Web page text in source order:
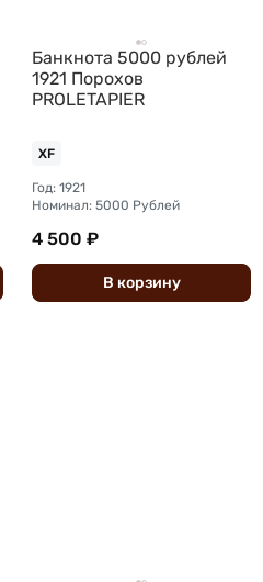
Банкнота 5000 рублей
1921 Порохов
PROLETAPIER
XF
Год: 1921
Номинал: 5000 Рублей
4 500 ₽
В корзину